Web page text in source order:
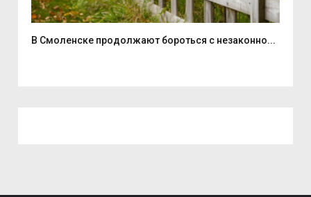
В Смоленске продолжают бороться с незаконно...